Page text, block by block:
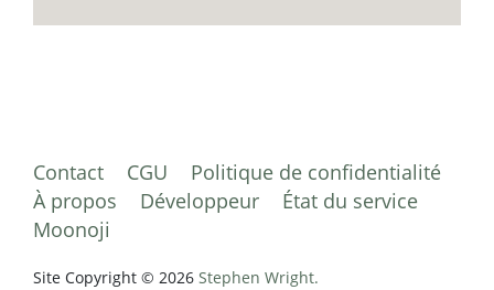
Contact CGU
Politique de confidentialité
À propos
Développeur
État du service
Moonoji
Site Copyright © 2026 Stephen Wright.